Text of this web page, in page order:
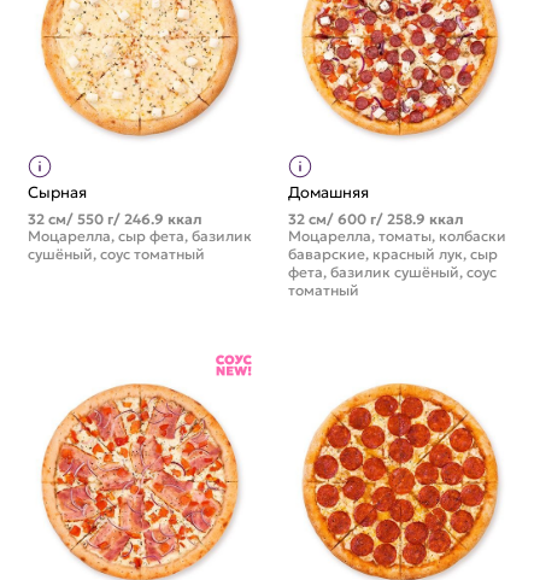
Сырная
32 см/ 550 г/ 246.9 ккал
Моцарелла, сыр фета, базилик
сушёный, соус томатный
Домашняя
32 см/ 600 г/ 258.9 ккал
Моцарелла, томаты, колбаски
баварские, красный лук, сыр
фета, базилик сушёный, соус
томатный